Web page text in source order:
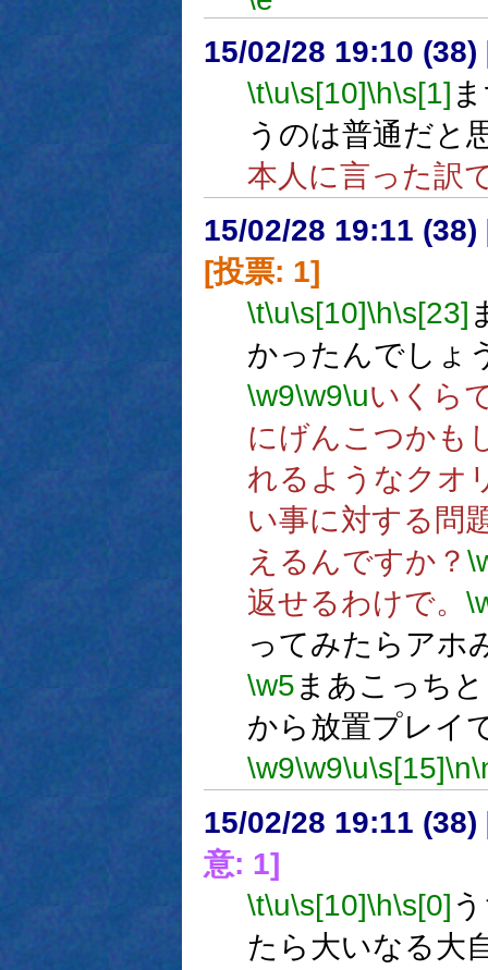
15/02/28 19:10 (38)
\t\u\s[10]\h\s[1]
うのは普通だと
本人に言った訳
15/02/28 19:11 (38)
[投票: 1]
\t\u\s[10]\h\s[23]
かったんでしょ
\w9\w9\uいくら
にげんこつかも
れるようなクオ
い事に対する問
えるんですか？
返せるわけで。
ってみたらアホ
\w5まあこっち
から放置プレイ
\w9\w9\u\s[15]\n
15/02/28 19:11 (38)
意: 1]
\t\u\s[10]\h\s[0]
たら大いなる大